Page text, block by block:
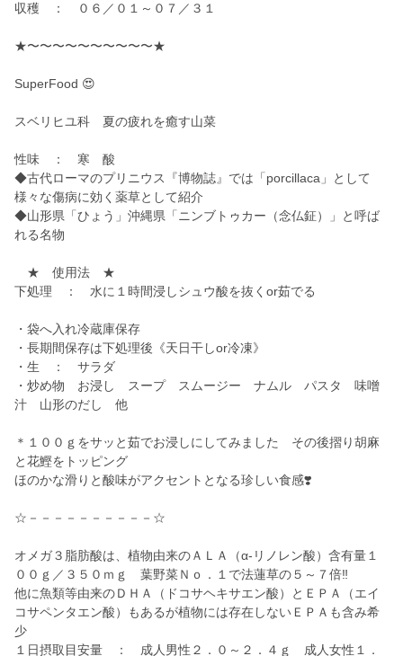
収穫 ： ０６／０１～０７／３１
★〜〜〜〜〜〜〜〜〜〜★
SuperFood 😍
スベリヒユ科 夏の疲れを癒す山菜
性味 ： 寒 酸
◆古代ローマのプリニウス『博物誌』では「porcillaca」として
様々な傷病に効く薬草として紹介
◆山形県「ひょう」沖縄県「ニンブトゥカー（念仏鉦）」と呼ば
れる名物
★ 使用法 ★
下処理 ： 水に１時間浸しシュウ酸を抜くor茹でる
・袋へ入れ冷蔵庫保存
・長期間保存は下処理後《天日干しor冷凍》
・生 ： サラダ
・炒め物 お浸し スープ スムージー ナムル パスタ 味噌
汁 山形のだし 他
＊１００ｇをサッと茹でお浸しにしてみました その後摺り胡麻
と花鰹をトッピング
ほのかな滑りと酸味がアクセントとなる珍しい食感❣️
☆－－－－－－－－－－☆
オメガ３脂肪酸は、植物由来のＡＬＡ（α-リノレン酸）含有量１
００ｇ／３５０ｍｇ 葉野菜Ｎｏ．１で法蓮草の５～７倍‼️
他に魚類等由来のＤＨＡ（ドコサヘキサエン酸）とＥＰＡ（エイ
コサペンタエン酸）もあるが植物には存在しないＥＰＡも含み希
少
１日摂取目安量 ： 成人男性２．０～２．４ｇ 成人女性１．